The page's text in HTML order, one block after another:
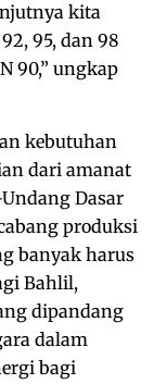
kita
95, dan 98
90,” ungkap
kebutuhan
dari amanat
Dasar
produksi
banyak harus
Bahlil,
dipandang
dalam
bagi